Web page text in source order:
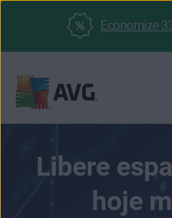
Economize
conteúdo
Libere
hoje